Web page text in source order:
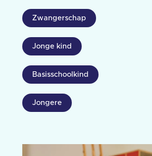
Zwangerschap
Jonge kind
Basisschoolkind
Jongere